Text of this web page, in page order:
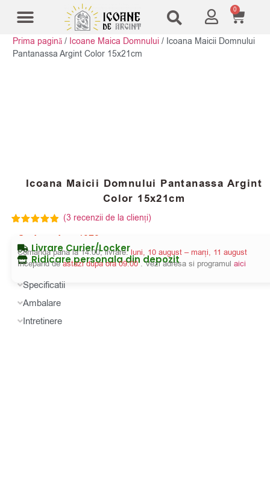
0
Prima pagină / Icoane Maica Domnului / Icoana Maicii Domnului
Pantanassa Argint Color 15x21cm
Icoana Maicii Domnului Pantanassa Argint
Color 15x21cm
5.00 din 5
pe baza a
evaluări de
la clienți
(3 recenzii de la clienți)
Cod produs: 4078
Livrare Curier/Locker
Comanda pana la 14:00, livrare:luni, 10 august – marți, 11 august
Ridicare personala din depozit
Incepand deastazi dupa ora 09:00. Vezi adresa si programul aici
Specificatii
Ambalare
Intretinere